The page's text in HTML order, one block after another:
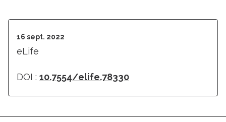
16 sept. 2022
eLife
DOI : 10.7554/elife.78330